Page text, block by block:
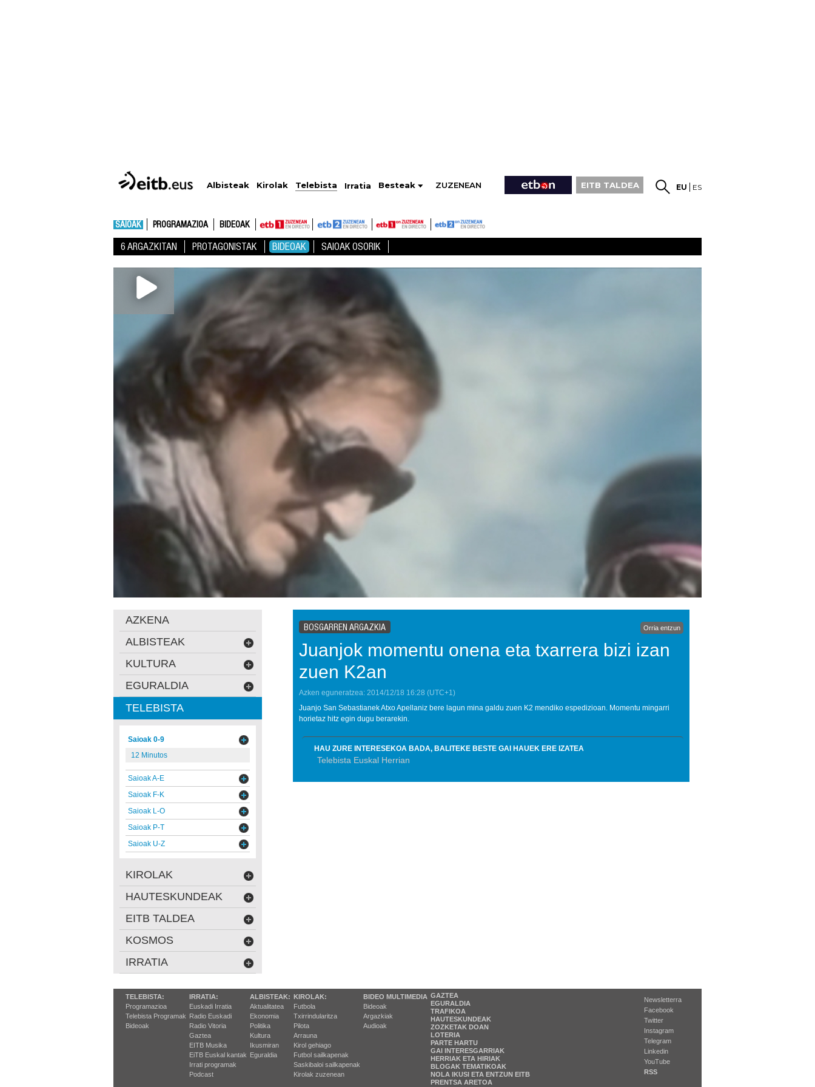
Albisteak Kirolak Telebista Irratia Besteak ZUZENEAN EITB TALDEA EU ES
SAIOAK PROGRAMAZIOA BIDEOAK
6 ARGAZKITAN PROTAGONISTAK BIDEOAK SAIOAK OSORIK
BOSGARREN ARGAZKIA Orria entzun
Juanjok momentu onena eta txarrera bizi izan
zuen K2an
Azken eguneratzea: 2014/12/18 16:28 (UTC+1)
Juanjo San Sebastianek Atxo Apellaniz bere lagun mina galdu zuen K2 mendiko espedizioan. Momentu mingarri
horietaz hitz egin dugu berarekin.
HAU ZURE INTERESEKOA BADA, BALITEKE BESTE GAI HAUEK ERE IZATEA
Telebista Euskal Herrian
AZKENA
ALBISTEAK
KULTURA
EGURALDIA
TELEBISTA
Saioak 0-9
12 Minutos
Saioak A-E
Saioak F-K
Saioak L-O
Saioak P-T
Saioak U-Z
KIROLAK
HAUTESKUNDEAK
EITB TALDEA
KOSMOS
IRRATIA
TELEBISTA:
Programazioa
Telebista Programak
Bideoak
IRRATIA:
Euskadi Irratia
Radio Euskadi
Radio Vitoria
Gaztea
EITB Musika
EiTB Euskal kantak
Irrati programak
Podcast
ALBISTEAK:
Aktualitatea
Ekonomia
Politika
Kultura
Ikusmiran
Eguraldia
KIROLAK:
Futbola
Txirrindularitza
Pilota
Arrauna
Kirol gehiago
Futbol sailkapenak
Saskibaloi sailkapenak
Kirolak zuzenean
BIDEO MULTIMEDIA
Bideoak
Argazkiak
Audioak
GAZTEA
EGURALDIA
TRAFIKOA
HAUTESKUNDEAK
ZOZKETAK DOAN
LOTERIA
PARTE HARTU
GAI INTERESGARRIAK
HERRIAK ETA HIRIAK
BLOGAK TEMATIKOAK
NOLA IKUSI ETA ENTZUN EITB
PRENTSA ARETOA
Newsletterra
Facebook
Twitter
Instagram
Telegram
Linkedin
YouTube
RSS